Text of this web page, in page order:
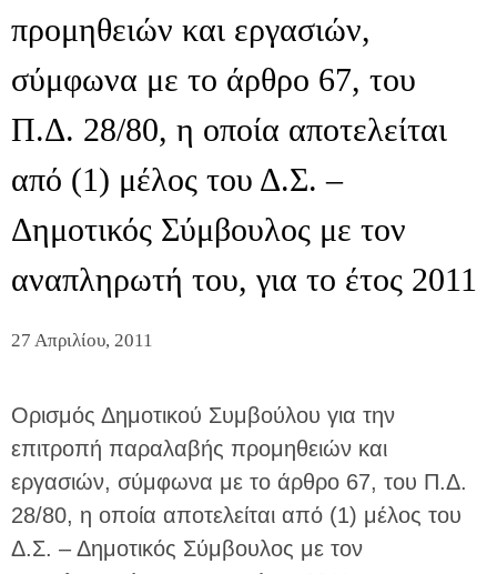
προμηθειών και εργασιών,
σύμφωνα με το άρθρο 67, του
Π.Δ. 28/80, η οποία αποτελείται
από (1) μέλος του Δ.Σ. –
Δημοτικός Σύμβουλος με τον
αναπληρωτή του, για το έτος 2011
27 Απριλίου, 2011
Ορισμός Δημοτικού Συμβούλου για την
επιτροπή παραλαβής προμηθειών και
εργασιών, σύμφωνα με το άρθρο 67, του Π.Δ.
28/80, η οποία αποτελείται από (1) μέλος του
Δ.Σ. – Δημοτικός Σύμβουλος με τον